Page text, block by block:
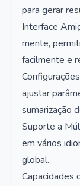
para gerar
Interface
mente,
facilmente e
ajustar
sumarização
Suporte a
em vários
global.
Capacidades